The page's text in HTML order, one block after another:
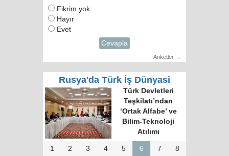
Fikrim yok
Hayır
Evet
Cevapla
Anketler →
Rusya'da Türk İş Dünyasi
Türk Devletleri
Teşkilatı’ndan
‘Ortak Alfabe’ ve
Bilim-Teknoloji
Atılımı
1 2 3 4 5 6 7 8